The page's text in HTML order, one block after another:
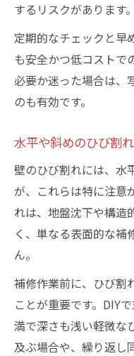
するリスクがあります。
定期的なチェックと早
も安全かつ低コストで
必要か迷った場合は、
のも有効です。
水平や斜めのひび割
壁のひび割れには、水
が、これらは特に注意
れは、地盤沈下や構造
く、単なる表面的な補
ん。
補修作業前に、ひび割
ことが重要です。DIY
満で深さも浅い軽微な
及ぶ場合や、繰り返し